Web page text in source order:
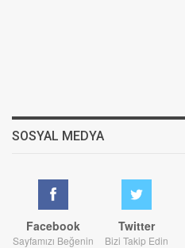
SOSYAL MEDYA
Facebook
Sayfamızı Beğenin
Twitter
Bizi Takip Edin